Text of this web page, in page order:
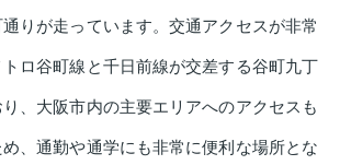
りが走っています。交通アクセスが非常
ロ谷町線と千日前線が交差する谷町九丁
、大阪市内の主要エリアへのアクセスも
、通勤や通学にも非常に便利な場所とな